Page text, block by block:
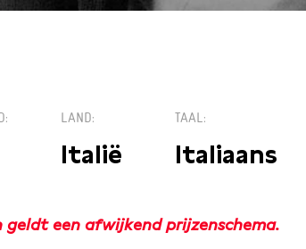
LAND
Italië
TAAL
Italiaans
een afwijkend prijzenschema.